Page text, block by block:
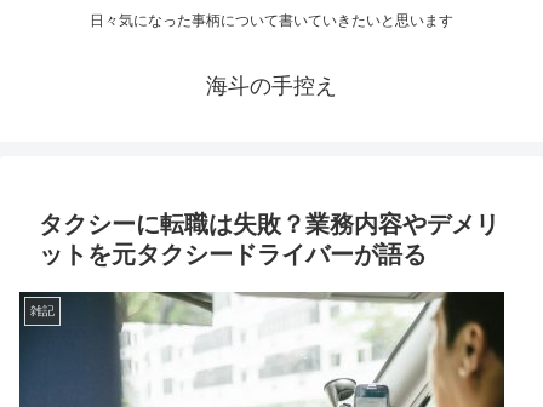
日々気になった事柄について書いていきたいと思います
海斗の手控え
タクシーに転職は失敗？業務内容やデメリ
ットを元タクシードライバーが語る
雑記